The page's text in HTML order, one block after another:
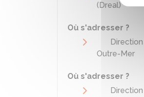
(Dreal)
Où s'adresser ?
Outre-Mer
Où s'adresser ?